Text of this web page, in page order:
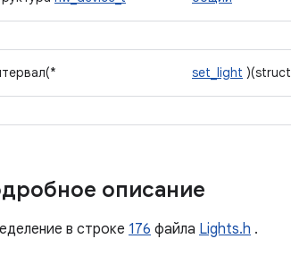
set_light )(struct
описание
в строке 176 файла Lights.h .